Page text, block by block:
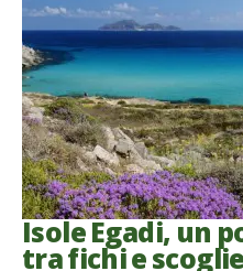
Isole Egadi, un
tra fichi e